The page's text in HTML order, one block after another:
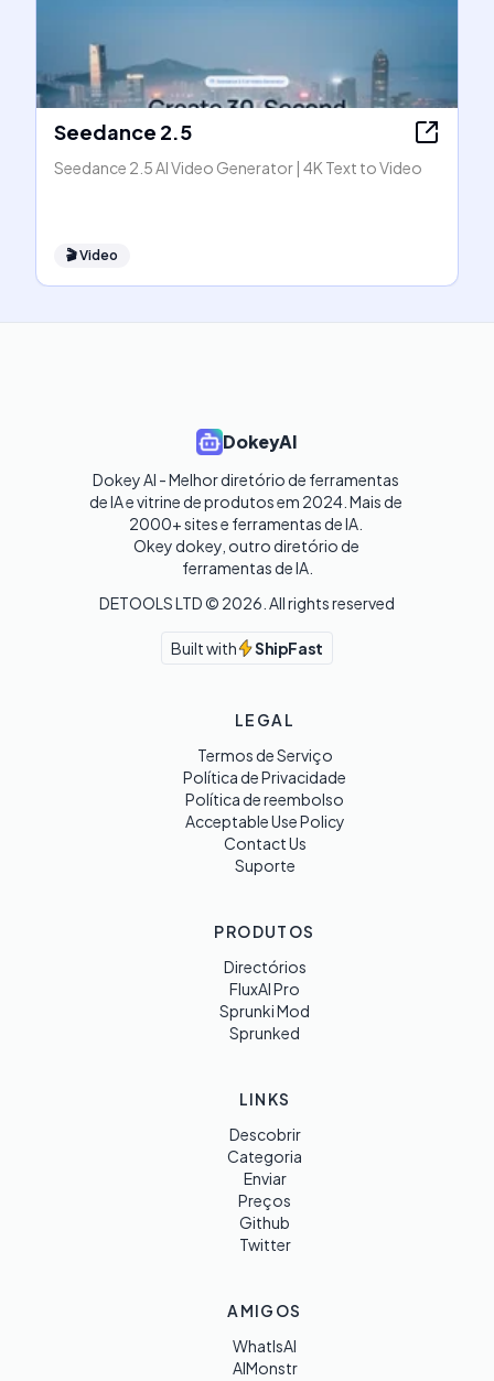
Seedance 2.5
Seedance 2.5 AI Video Generator | 4K Text to Video
🎬Video
DokeyAI
Dokey AI - Melhor diretório de ferramentas
de IA e vitrine de produtos em 2024. Mais de
2000+ sites e ferramentas de IA.
Okey dokey, outro diretório de
ferramentas de IA.
DETOOLS LTD © 2026 . All rights reserved
Built with ShipFast
LEGAL
Termos de Serviço
Política de Privacidade
Política de reembolso
Acceptable Use Policy
Contact Us
Suporte
PRODUTOS
Directórios
FluxAI Pro
Sprunki Mod
Sprunked
LINKS
Descobrir
Categoria
Enviar
Preços
Github
Twitter
AMIGOS
WhatIsAI
AIMonstr